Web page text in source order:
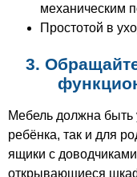
механическим
Простотой в
3.
Мебель должна быть
ребёнка, так и для
ящики с
открывающиеся